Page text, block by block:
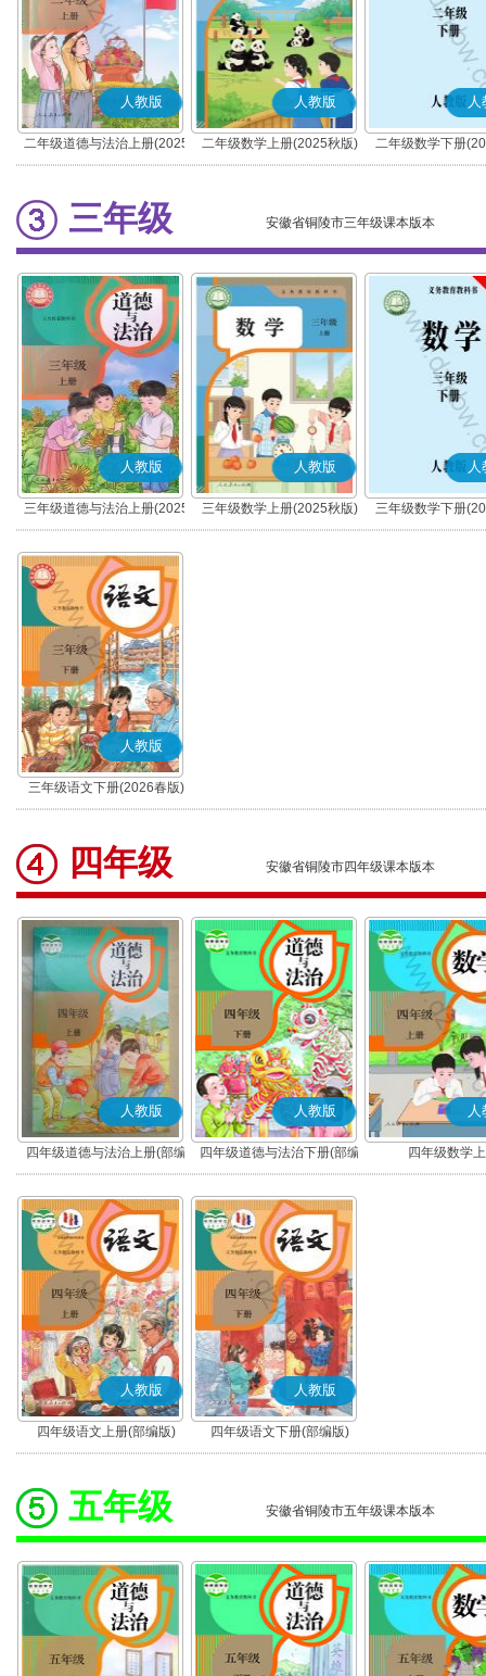
人教版
二年级道德与法治上册(2025
秋版)(部编版)
人教版
二年级数学上册(2025秋版)
人
二年级数学下册
三年级 安徽省铜陵市三年级课本版本
人教版
三年级道德与法治上册(2025
秋版)(部编版)
人教版
三年级数学上册(2025秋版)
人
三年级数学下册
人教版
三年级语文下册(2026春版)
(部编版)
四年级 安徽省铜陵市四年级课本版本
人教版
四年级道德与法治上册(部编
版)
人教版
四年级道德与法治下册(部编
版)
人
四年级数学
人教版
四年级语文上册(部编版)
人教版
四年级语文下册(部编版)
五年级 安徽省铜陵市五年级课本版本